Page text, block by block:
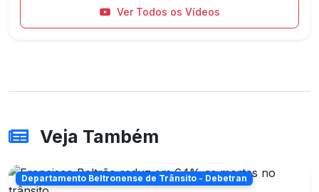
Ver Todos os Vídeos
Veja Também
Departamento Beltronense de Trânsito - Debetran